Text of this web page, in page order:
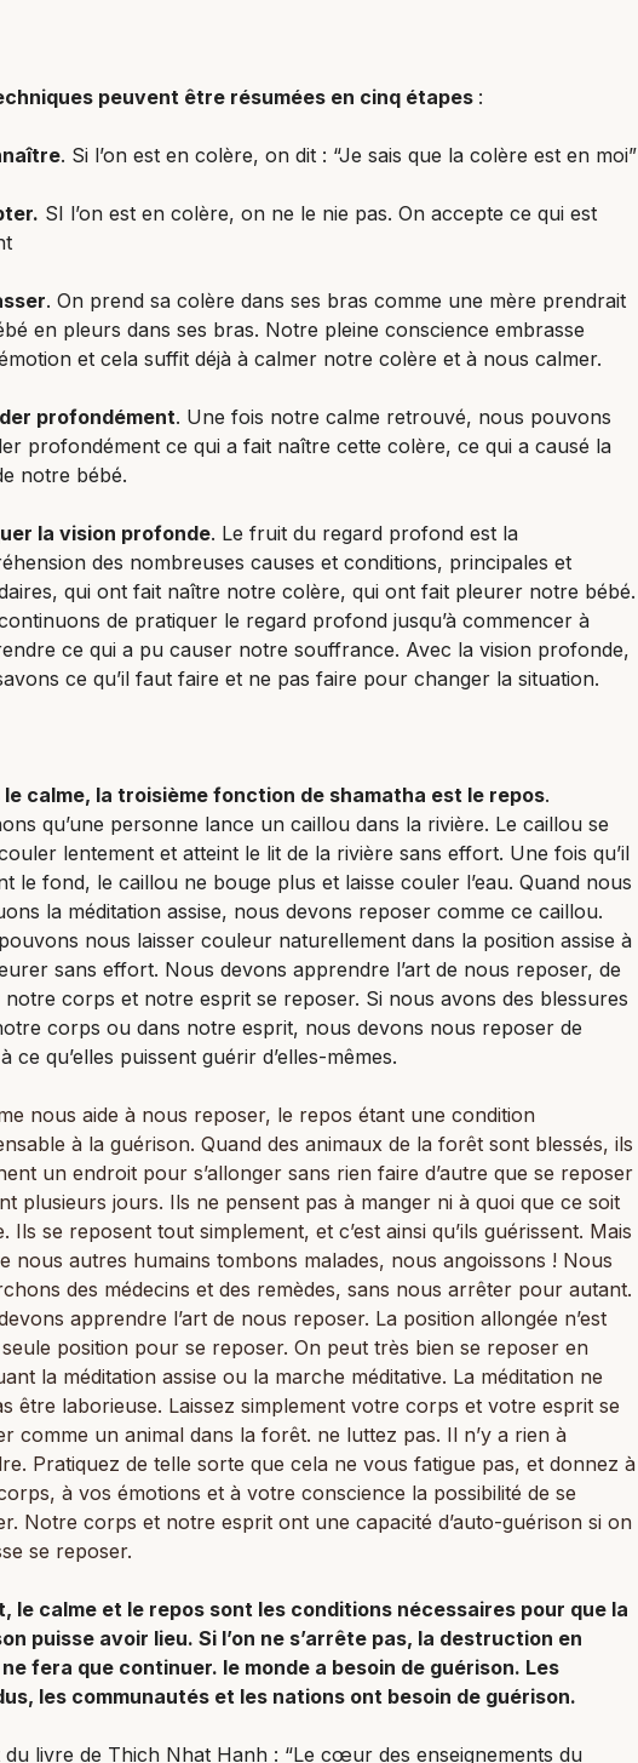
peuvent être résumées en cinq étapes :
. Si l’on est en colère, on dit : “Je sais que la colère est en moi”
SI l’on est en colère, on ne le nie pas. On accepte ce qui est
. On prend sa colère dans ses bras comme une mère prendrait
en pleurs dans ses bras. Notre pleine conscience embrasse
et cela suffit déjà à calmer notre colère et à nous calmer.
profondément. Une fois notre calme retrouvé, nous pouvons
profondément ce qui a fait naître cette colère, ce qui a causé la
notre bébé.
la vision profonde. Le fruit du regard profond est la
des nombreuses causes et conditions, principales et
qui ont fait naître notre colère, qui ont fait pleurer notre bébé.
de pratiquer le regard profond jusqu’à commencer à
ce qui a pu causer notre souffrance. Avec la vision profonde,
ce qu’il faut faire et ne pas faire pour changer la situation.
calme, la troisième fonction de shamatha est le repos.
qu’une personne lance un caillou dans la rivière. Le caillou se
lentement et atteint le lit de la rivière sans effort. Une fois qu’il
le fond, le caillou ne bouge plus et laisse couler l’eau. Quand nous
la méditation assise, nous devons reposer comme ce caillou.
nous laisser couleur naturellement dans la position assise à
sans effort. Nous devons apprendre l’art de nous reposer, de
notre corps et notre esprit se reposer. Si nous avons des blessures
corps ou dans notre esprit, nous devons nous reposer de
ce qu’elles puissent guérir d’elles-mêmes.
nous aide à nous reposer, le repos étant une condition
à la guérison. Quand des animaux de la forêt sont blessés, ils
un endroit pour s’allonger sans rien faire d’autre que se reposer
plusieurs jours. Ils ne pensent pas à manger ni à quoi que ce soit
Ils se reposent tout simplement, et c’est ainsi qu’ils guérissent. Mais
nous autres humains tombons malades, nous angoissons ! Nous
des médecins et des remèdes, sans nous arrêter pour autant.
apprendre l’art de nous reposer. La position allongée n’est
position pour se reposer. On peut très bien se reposer en
la méditation assise ou la marche méditative. La méditation ne
être laborieuse. Laissez simplement votre corps et votre esprit se
comme un animal dans la forêt. ne luttez pas. Il n’y a rien à
Pratiquez de telle sorte que cela ne vous fatigue pas, et donnez à
à vos émotions et à votre conscience la possibilité de se
Notre corps et notre esprit ont une capacité d’auto-guérison si on
se reposer.
le calme et le repos sont les conditions nécessaires pour que la
puisse avoir lieu. Si l’on ne s’arrête pas, la destruction en
fera que continuer. le monde a besoin de guérison. Les
les communautés et les nations ont besoin de guérison.
du livre de Thich Nhat Hanh : “Le cœur des enseignements du